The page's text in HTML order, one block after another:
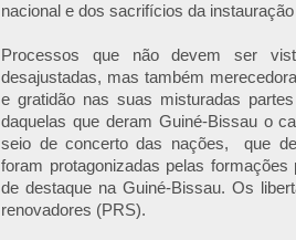
nacional e dos sacrifícios da
Processos que não devem ser
desajustadas, mas também
e gratidão nas suas misturadas
daquelas que deram Guiné-Bissau o
seio de concerto das nações, que
foram protagonizadas pelas formações
de destaque na Guiné-Bissau. Os
renovadores (PRS).